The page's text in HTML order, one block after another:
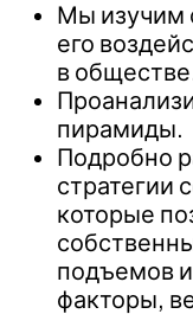
Мы изучим
его
в
пирамиды.
Подробно
стратегии
которые
подъемов
факторы,